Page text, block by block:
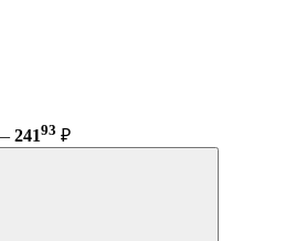
24193 ₽